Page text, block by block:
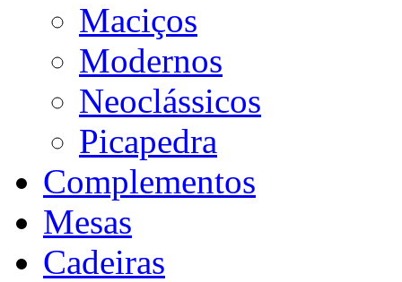
Maciços
Modernos
Neoclássicos
Picapedra
Complementos
Mesas
Cadeiras